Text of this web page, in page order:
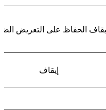
الحفاظ على التعريض
إيقاف